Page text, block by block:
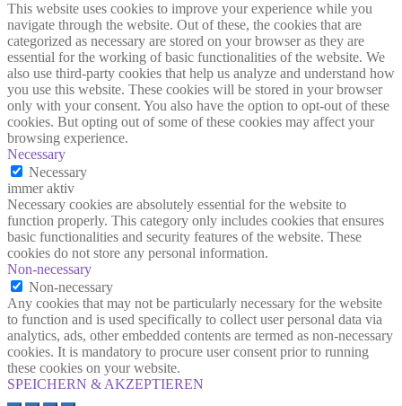
This website uses cookies to improve your experience while you
navigate through the website. Out of these, the cookies that are
categorized as necessary are stored on your browser as they are
essential for the working of basic functionalities of the website. We
also use third-party cookies that help us analyze and understand how
you use this website. These cookies will be stored in your browser
only with your consent. You also have the option to opt-out of these
cookies. But opting out of some of these cookies may affect your
browsing experience.
Necessary
Necessary
immer aktiv
Necessary cookies are absolutely essential for the website to
function properly. This category only includes cookies that ensures
basic functionalities and security features of the website. These
cookies do not store any personal information.
Non-necessary
Non-necessary
Any cookies that may not be particularly necessary for the website
to function and is used specifically to collect user personal data via
analytics, ads, other embedded contents are termed as non-necessary
cookies. It is mandatory to procure user consent prior to running
these cookies on your website.
SPEICHERN & AKZEPTIEREN